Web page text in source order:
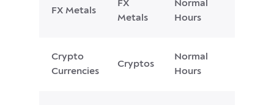
FX Metals
FX
Metals
Normal
Hours
Crypto
Currencies
Cryptos
Normal
Hours